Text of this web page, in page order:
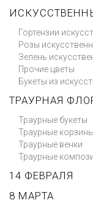
Гортензии
Розы
Зелень
Прочие цветы
Букеты из
ТРАУРНАЯ
Траурные букеты
Траурные корзины
Траурные венки
Траурные
14 ФЕВРАЛЯ
8 МАРТА